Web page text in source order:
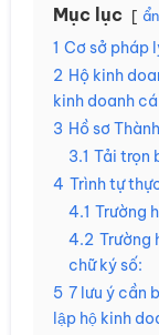
Mục lục ẩn
1 Cơ sở pháp
2 Hộ kinh
kinh doanh
3 Hồ sơ
3.1 Tải trọn
4 Trình tự
4.1 Trường
4.2 Trường
chữ ký số:
5 7 lưu ý cần
lập hộ kinh